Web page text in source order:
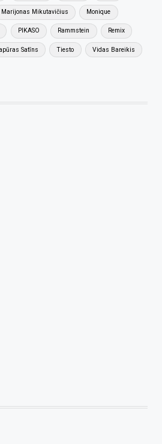
Marijonas Mikutavičius Monique
PIKASO Rammstein Remix
Satīns Tiesto Vidas Bareikis